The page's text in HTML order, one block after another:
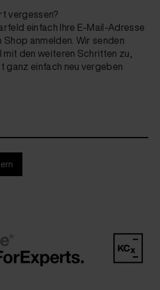
vergessen?
einfach Ihre E-Mail-Adresse
Shop anmelden. Wir senden
mit den weiteren Schritten zu,
ganz einfach neu vergeben